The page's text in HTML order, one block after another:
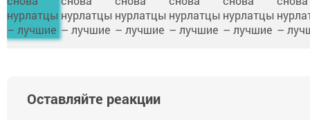
Оставляйте реакции